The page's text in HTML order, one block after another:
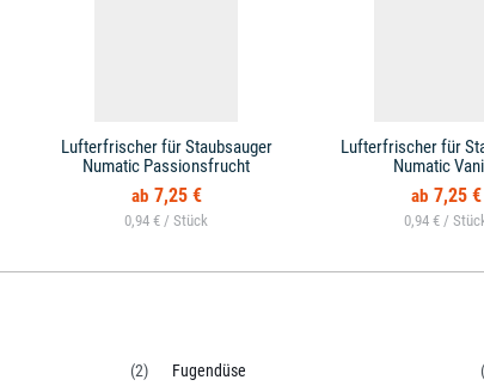
Lufterfrischer für Staubsauger
Numatic Passionsfrucht
7,25 €
0,94 € /
Lufterfrischer für
Numatic
7,25 €
0,94 € /
(2) Fugendüse